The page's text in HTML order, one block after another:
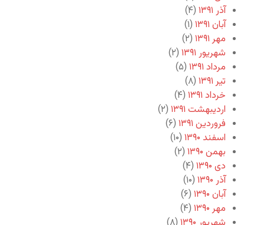
آذر ۱۳۹۱
(۴)
آبان ۱۳۹۱
(۱)
مهر ۱۳۹۱
(۲)
شهریور ۱۳۹۱
(۲)
مرداد ۱۳۹۱
(۵)
تیر ۱۳۹۱
(۸)
خرداد ۱۳۹۱
(۴)
اردیبهشت ۱۳۹۱
(۲)
فروردین ۱۳۹۱
(۶)
اسفند ۱۳۹۰
(۱۰)
بهمن ۱۳۹۰
(۲)
دی ۱۳۹۰
(۴)
آذر ۱۳۹۰
(۱۰)
آبان ۱۳۹۰
(۶)
مهر ۱۳۹۰
(۴)